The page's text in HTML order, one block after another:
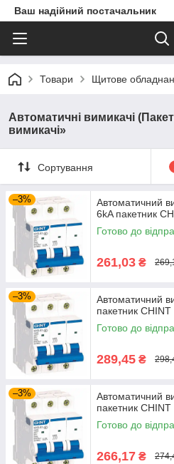
Ваш надійний постачальник
Товари Щитове
Автоматичні вимикачі
вимикачі»
Сортування
–3%
Автоматичний
6kA пакетник
Готово до
261,03 ₴
–3%
Автоматичний
пакетник
Готово до
289,45 ₴
–3%
Автоматичний
пакетник
Готово до
266,17 ₴